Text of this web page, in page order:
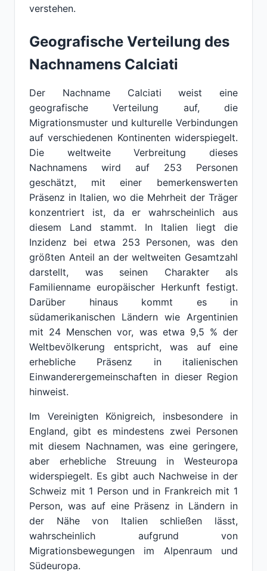
verstehen.
Geografische Verteilung des
Nachnamens Calciati
Der Nachname Calciati weist eine
geografische Verteilung auf, die
Migrationsmuster und kulturelle Verbindungen
auf verschiedenen Kontinenten widerspiegelt.
Die weltweite Verbreitung dieses
Nachnamens wird auf 253 Personen
geschätzt, mit einer bemerkenswerten
Präsenz in Italien, wo die Mehrheit der Träger
konzentriert ist, da er wahrscheinlich aus
diesem Land stammt. In Italien liegt die
Inzidenz bei etwa 253 Personen, was den
größten Anteil an der weltweiten Gesamtzahl
darstellt, was seinen Charakter als
Familienname europäischer Herkunft festigt.
Darüber hinaus kommt es in
südamerikanischen Ländern wie Argentinien
mit 24 Menschen vor, was etwa 9,5 % der
Weltbevölkerung entspricht, was auf eine
erhebliche Präsenz in italienischen
Einwanderergemeinschaften in dieser Region
hinweist.
Im Vereinigten Königreich, insbesondere in
England, gibt es mindestens zwei Personen
mit diesem Nachnamen, was eine geringere,
aber erhebliche Streuung in Westeuropa
widerspiegelt. Es gibt auch Nachweise in der
Schweiz mit 1 Person und in Frankreich mit 1
Person, was auf eine Präsenz in Ländern in
der Nähe von Italien schließen lässt,
wahrscheinlich aufgrund von
Migrationsbewegungen im Alpenraum und
Südeuropa.